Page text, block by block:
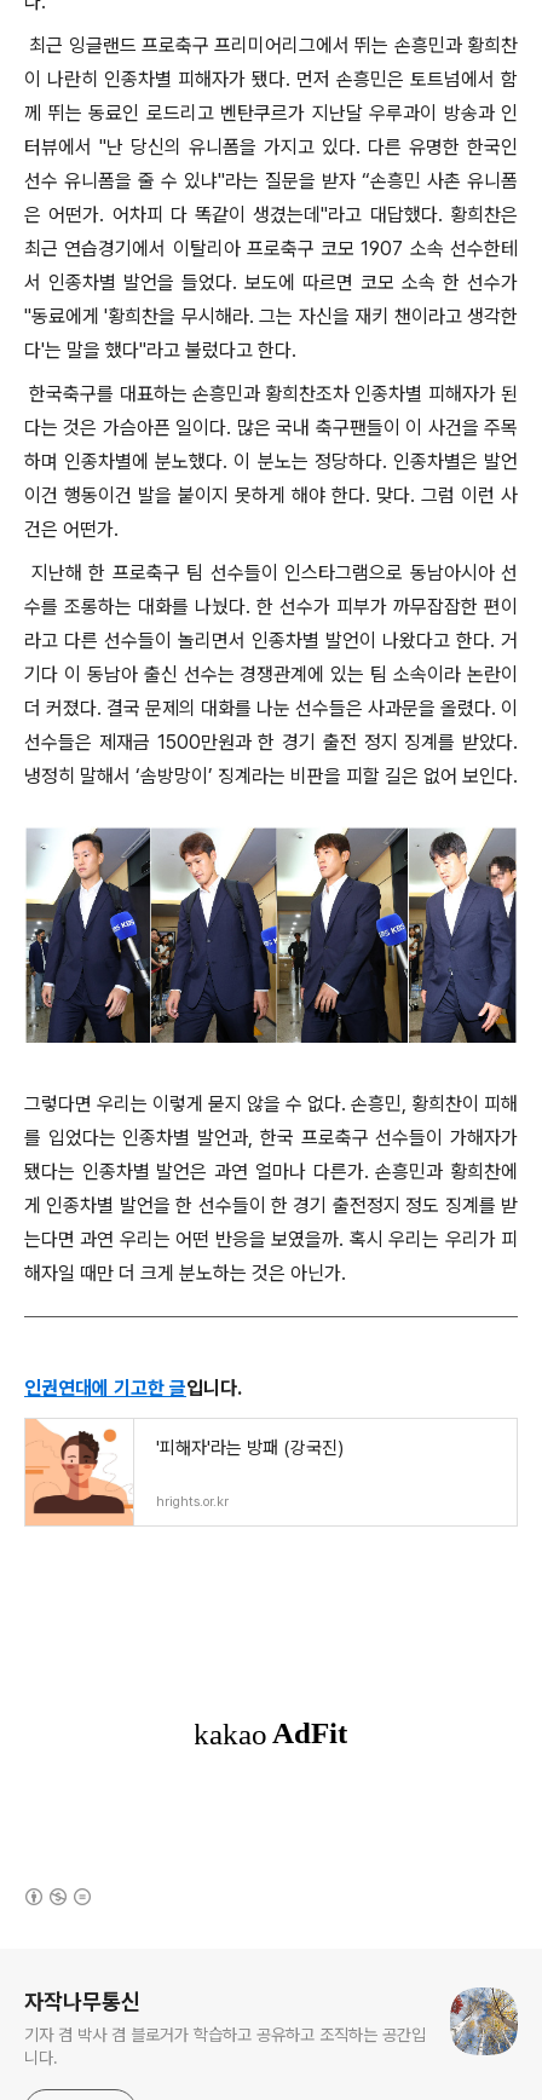
최근 잉글랜드 프로축구 프리미어리그에서 뛰는 손흥민과 황희찬
이 나란히 인종차별 피해자가 됐다. 먼저 손흥민은 토트넘에서 함
께 뛰는 동료인 로드리고 벤탄쿠르가 지난달 우루과이 방송과 인
터뷰에서 "난 당신의 유니폼을 가지고 있다. 다른 유명한 한국인
선수 유니폼을 줄 수 있냐"라는 질문을 받자 “손흥민 사촌 유니폼
은 어떤가. 어차피 다 똑같이 생겼는데"라고 대답했다. 황희찬은
최근 연습경기에서 이탈리아 프로축구 코모 1907 소속 선수한테
서 인종차별 발언을 들었다. 보도에 따르면 코모 소속 한 선수가
"동료에게 '황희찬을 무시해라. 그는 자신을 재키 챈이라고 생각한
다'는 말을 했다"라고 불렀다고 한다.
한국축구를 대표하는 손흥민과 황희찬조차 인종차별 피해자가 된
다는 것은 가슴아픈 일이다. 많은 국내 축구팬들이 이 사건을 주목
하며 인종차별에 분노했다. 이 분노는 정당하다. 인종차별은 발언
이건 행동이건 발을 붙이지 못하게 해야 한다. 맞다. 그럼 이런 사
건은 어떤가.
지난해 한 프로축구 팀 선수들이 인스타그램으로 동남아시아 선
수를 조롱하는 대화를 나눴다. 한 선수가 피부가 까무잡잡한 편이
라고 다른 선수들이 놀리면서 인종차별 발언이 나왔다고 한다. 거
기다 이 동남아 출신 선수는 경쟁관계에 있는 팀 소속이라 논란이
더 커졌다. 결국 문제의 대화를 나눈 선수들은 사과문을 올렸다. 이
선수들은 제재금 1500만원과 한 경기 출전 정지 징계를 받았다.
냉정히 말해서 ‘솜방망이’ 징계라는 비판을 피할 길은 없어 보인다.
그렇다면 우리는 이렇게 묻지 않을 수 없다. 손흥민, 황희찬이 피해
를 입었다는 인종차별 발언과, 한국 프로축구 선수들이 가해자가
됐다는 인종차별 발언은 과연 얼마나 다른가. 손흥민과 황희찬에
게 인종차별 발언을 한 선수들이 한 경기 출전정지 정도 징계를 받
는다면 과연 우리는 어떤 반응을 보였을까. 혹시 우리는 우리가 피
해자일 때만 더 크게 분노하는 것은 아닌가.
인권연대에 기고한 글입니다.
'피해자'라는 방패 (강국진)
hrights.or.kr
자작나무통신
기자 겸 박사 겸 블로거가 학습하고 공유하고 조직하는 공간입
니다.